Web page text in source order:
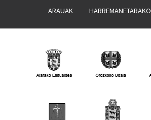
ARAUAK HARREMANETARAKO